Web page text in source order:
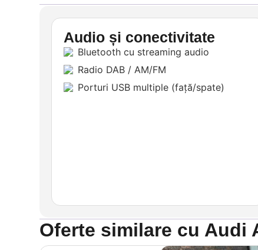
Audio și conectivitate
Bluetooth cu streaming audio
Radio DAB / AM/FM
Porturi USB multiple (față/spate)
Oferte similare cu Audi